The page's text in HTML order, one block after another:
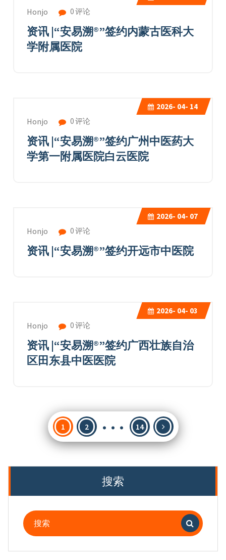
Honjo 0 评论
资讯 |“安易溯®”签约内蒙古医科大
学附属医院
2026- 04- 14
Honjo 0 评论
资讯 |“安易溯®”签约广州中医药大
学第一附属医院白云医院
2026- 04- 07
Honjo 0 评论
资讯 |“安易溯®”签约开远市中医院
2026- 04- 03
Honjo 0 评论
资讯 |“安易溯®”签约广西壮族自治
区田东县中医医院
文
章
1 2 … 14
搜索
搜
索：